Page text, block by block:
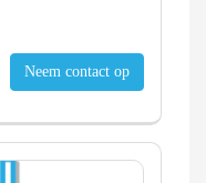
Neem contact op